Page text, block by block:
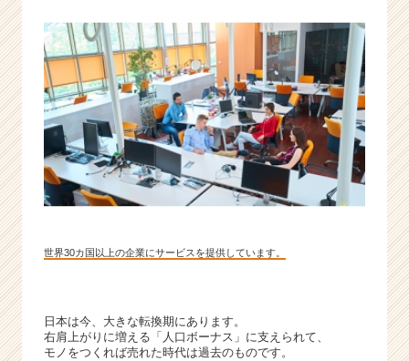
長
企
業
か
ら
ス
カ
ウ
ト
就
イ
ト
チ
世界30カ国以上の企業にサービスを提供しています。
日本は今、大きな転換期にあります。
右肩上がりに増える「人口ボーナス」に支えられて、
モノをつくれば売れた時代は過去のものです。